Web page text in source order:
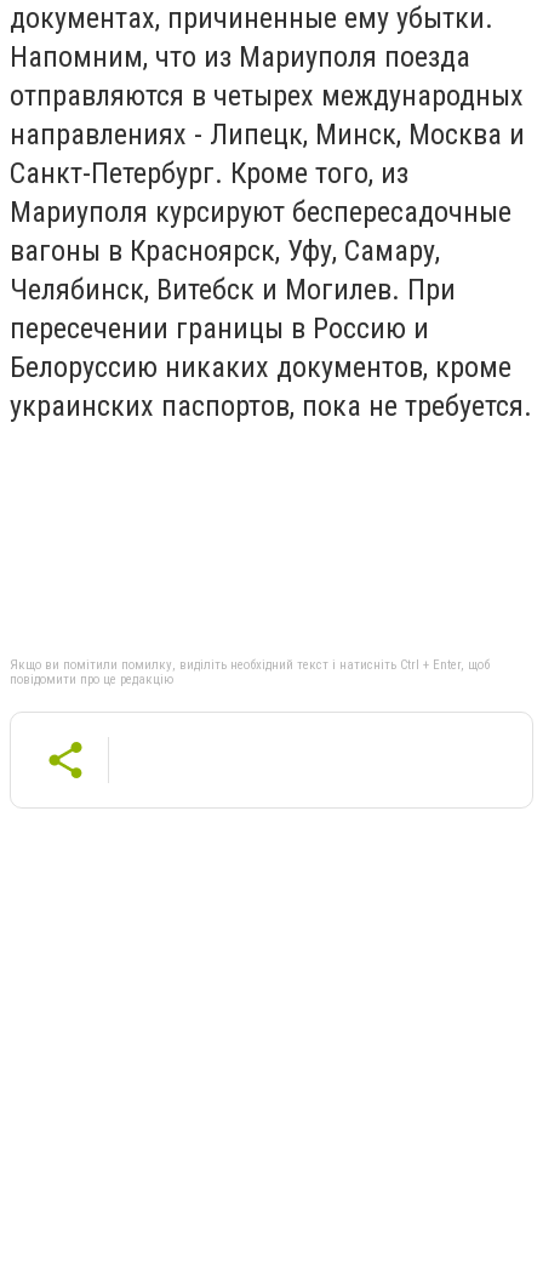
документах, причиненные ему убытки.
Напомним, что из Мариуполя поезда
отправляются в четырех международных
направлениях - Липецк, Минск, Москва и
Санкт-Петербург. Кроме того, из
Мариуполя курсируют беспересадочные
вагоны в Красноярск, Уфу, Самару,
Челябинск, Витебск и Могилев. При
пересечении границы в Россию и
Белоруссию никаких документов, кроме
украинских паспортов, пока не требуется.
Якщо ви помітили помилку, виділіть необхідний текст і натисніть Ctrl + Enter, щоб
повідомити про це редакцію